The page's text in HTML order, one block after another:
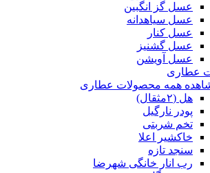
عسل گز انگبین
عسل سیاهدانه
عسل کنار
عسل گشنیز
عسل آویشن
عطاری
همه محصولات عطاری
هل (۲مثقال)
پودر نارگیل
تخم شربتی
خاکشیر اعلا
سنجد تازه
رب انار خانگی شهرضا